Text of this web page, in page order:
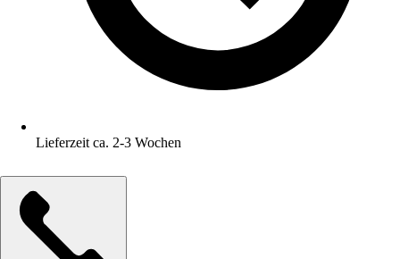
Lieferzeit ca. 2-3 Wochen